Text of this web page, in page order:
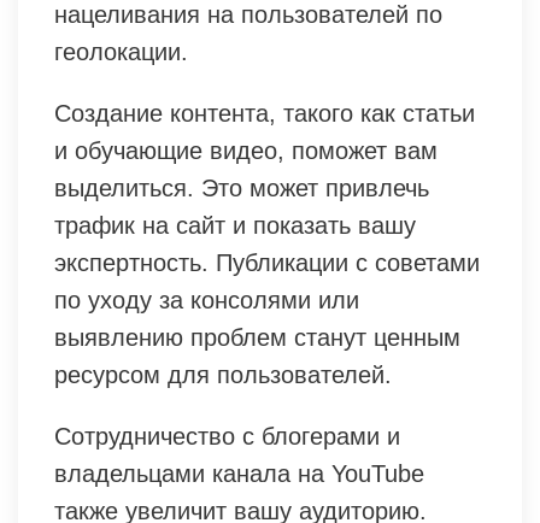
нацеливания на пользователей по
геолокации.
Создание контента, такого как статьи
и обучающие видео, поможет вам
выделиться. Это может привлечь
трафик на сайт и показать вашу
экспертность. Публикации с советами
по уходу за консолями или
выявлению проблем станут ценным
ресурсом для пользователей.
Сотрудничество с блогерами и
владельцами канала на YouTube
также увеличит вашу аудиторию.